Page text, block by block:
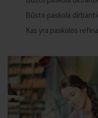
Būsto paskola
Kas yra paskolos